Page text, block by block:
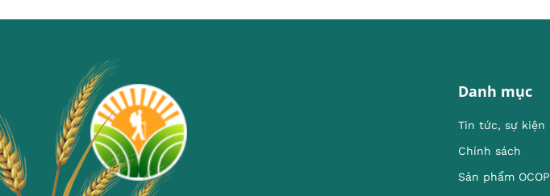
Danh mục
Tin tức, sự kiện
Chính sách
Sản phẩm OCOP